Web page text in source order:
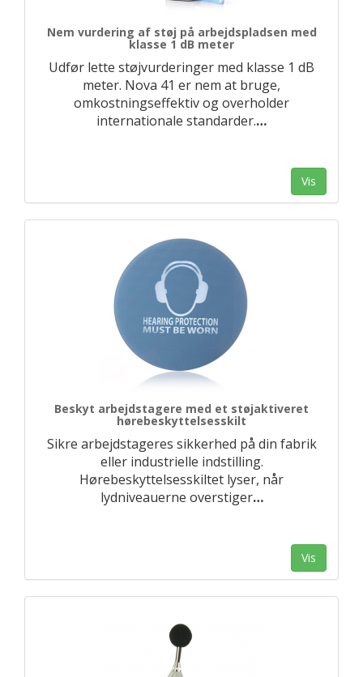
Nem vurdering af støj på arbejdspladsen med
klasse 1 dB meter
Udfør lette støjvurderinger med klasse 1 dB
meter. Nova 41 er nem at bruge,
omkostningseffektiv og overholder
internationale standarder.…
Vis
Beskyt arbejdstagere med et støjaktiveret
hørebeskyttelsesskilt
Sikre arbejdstageres sikkerhed på din fabrik
eller industrielle indstilling.
Hørebeskyttelsesskiltet lyser, når
lydniveauerne overstiger…
Vis